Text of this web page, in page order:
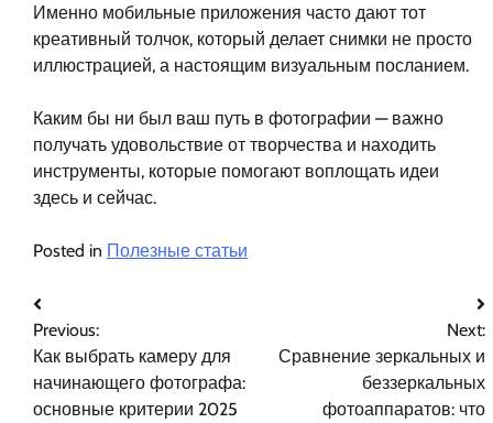
Именно мобильные приложения часто дают тот
креативный толчок, который делает снимки не просто
иллюстрацией, а настоящим визуальным посланием.
Каким бы ни был ваш путь в фотографии — важно
получать удовольствие от творчества и находить
инструменты, которые помогают воплощать идеи
здесь и сейчас.
Posted in Полезные статьи
Навигация
по
записям
Previous:
Как выбрать камеру для
начинающего фотографа:
основные критерии 2025
Next:
Сравнение зеркальных и
беззеркальных
фотоаппаратов: что